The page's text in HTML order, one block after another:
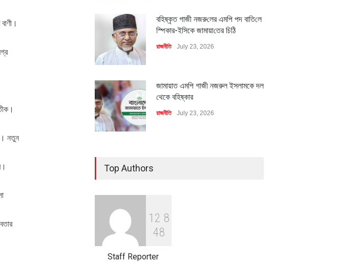
নতুন
বহিষ্কৃত গাজী নজরু‌লের এম‌পি পদ বা‌তি‌লে
স্পিকার-ইসিকে জামায়া‌তের চি‌ঠি
রাজনীতি July 23, 2026
জামায়াত এমপি গাজী নজরুল ইসলামকে দল
থেকে বহিষ্কার
রাজনীতি July 23, 2026
বৈশ্বিক প্রতিযোগিতা সক্ষমতা বাড়াতে
পোশাক শিল্পে নতুন উদ্যোগ
Top Authors
1 2 8
48
Staff Reporter